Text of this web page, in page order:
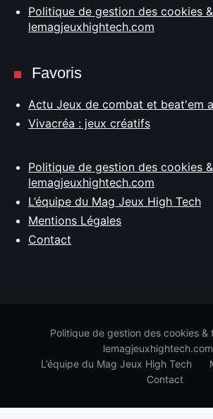
Politique de gestion des cookies
lemagjeuxhightech.com
Favoris
Actu Jeux de combat et beat'em
Vivacréa : jeux créatifs
Politique de gestion des cookies
lemagjeuxhightech.com
L’équipe du Mag Jeux High Tech
Mentions Légales
Contact
Politique de gestion des cookies &
lemagjeuxhightech.com
L’équipe du Mag Jeux High Tech
Contact